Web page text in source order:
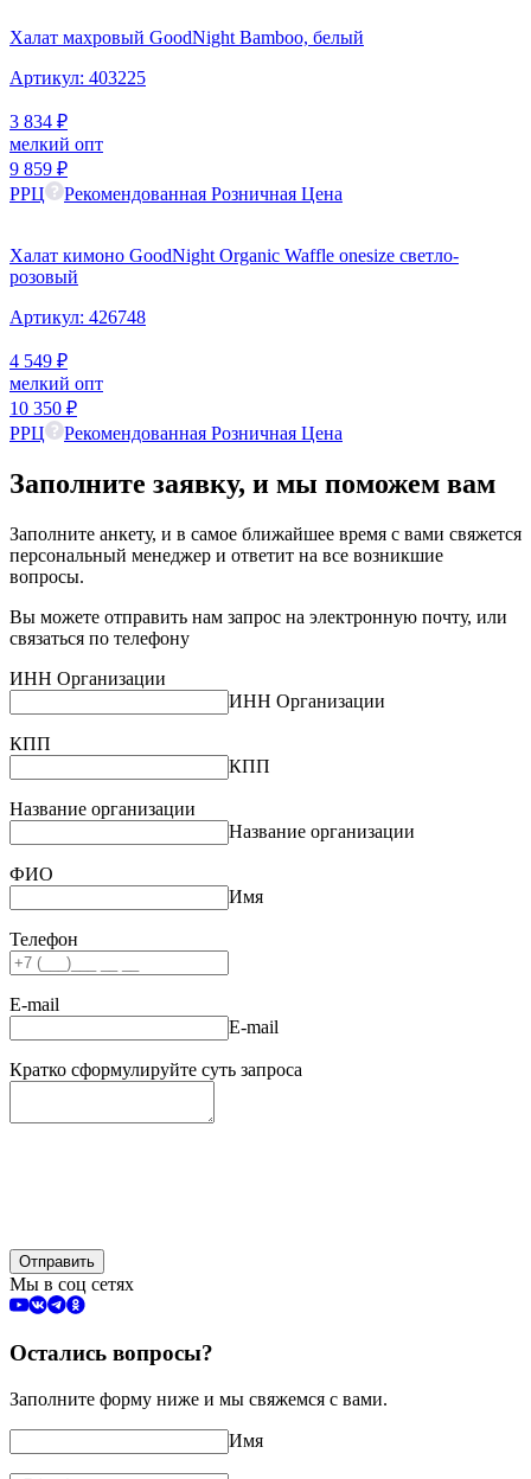
Халат махровый GoodNight Bamboo, белый
Артикул: 403225
3 834 ₽
мелкий опт
9 859 ₽
РРЦ
Рекомендованная Розничная Цена
Халат кимоно GoodNight Organic Waffle onesize светло-
розовый
Артикул: 426748
4 549 ₽
мелкий опт
10 350 ₽
РРЦ
Рекомендованная Розничная Цена
Заполните заявку, и мы поможем вам
Заполните анкету, и в самое ближайшее время с вами свяжется
персональный менеджер и ответит на все возникшие
вопросы.
Вы можете отправить нам запрос на электронную почту, или
связаться по телефону
ИНН Организации
ИНН Организации
КПП
КПП
Название организации
Название организации
ФИО
Имя
Телефон
E-mail
E-mail
Кратко сформулируйте суть запроса
Отправить
Мы в соц сетях
Остались вопросы?
Заполните форму ниже и мы свяжемся с вами.
Имя